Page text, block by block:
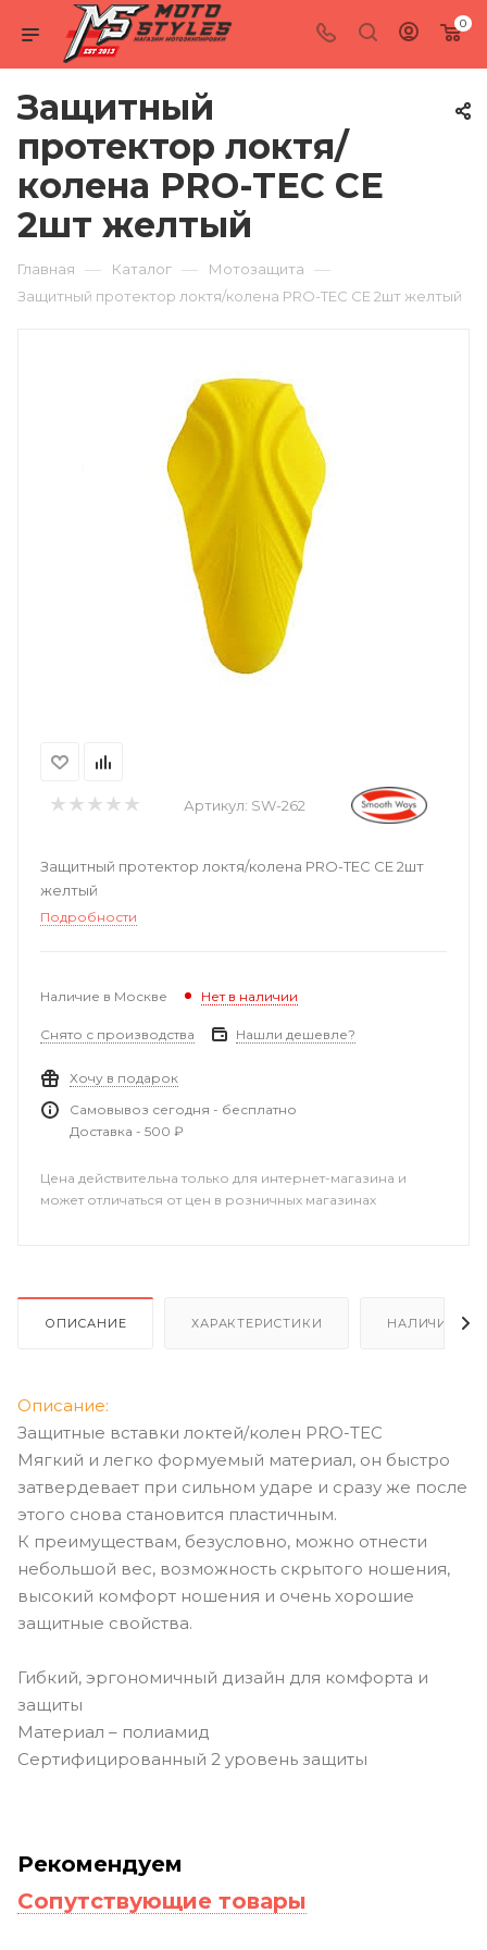
0
Защитный
протектор локтя/
колена PRO-TEC CE
2шт желтый
Главная — Каталог — Мотозащита —
Защитный протектор локтя/колена PRO-TEC CE 2шт желтый
Артикул: SW-262
Защитный протектор локтя/колена PRO-TEC CE 2шт
желтый
Подробности
Наличие в Москве Нет в наличии
Снято с производства Нашли дешевле?
Хочу в подарок
Самовывоз сегодня - бесплатно
Доставка - 500 ₽
Цена действительна только для интернет-магазина и
может отличаться от цен в розничных магазинах
ОПИСАНИЕ ХАРАКТЕРИСТИКИ НАЛИЧИЕ
Описание:
Защитные вставки локтей/колен PRO-TEC
Мягкий и легко формуемый материал, он быстро
затвердевает при сильном ударе и сразу же после
этого снова становится пластичным.
К преимуществам, безусловно, можно отнести
небольшой вес, возможность скрытого ношения,
высокий комфорт ношения и очень хорошие
защитные свойства.
Гибкий, эргономичный дизайн для комфорта и
защиты
Материал – полиамид
Сертифицированный 2 уровень защиты
Рекомендуем
Сопутствующие товары